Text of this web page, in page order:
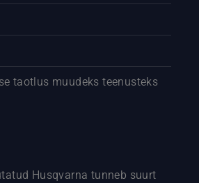
taotlus muudeks teenusteks
Husqvarna tunneb suurt